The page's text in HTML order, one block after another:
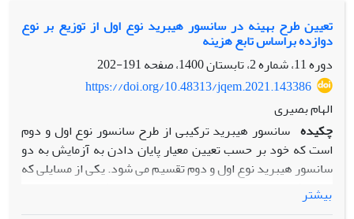
پژوهش با در نظر گرفتن یک سیستم سری-موازی به تعیین میزان
افزایش مورد نیاز برای قابلیت اطمینان اجزای سیستم می‌پردازد
به گونه‌ای که قابلیت اطمینان سیستم حد اکثر شود و هزینه
حاصل از این افزایش از مقدار از پیش تعیین شده‌ای بیشتر نشود.
یک مثال عددی برای بررسی نتایج ارائه شده است. در انتها
جمع‌بندی از نتایج بیان شده است.
تعیین طرح بهینه در سانسور هیبرید نوع اول از توزیع بر نوع
دوازده براساس تابع هزینه
دوره 11، شماره 2، تابستان 1400، صفحه
191-202
https://doi.org/10.48313/jqem.2021.143386
الهام بصیری
چکیده سانسور هیبرید ترکیبی از طرح سانسور نوع اول و دوم
است که خود بر حسب تعیین معیار پایان دادن به آزمایش به دو
سانسور هیبرید نوع اول و دوم تقسیم می شود. یکی از مسایلی که
در بحث سانسورها وجود دارد انتخاب بهترین طرح سانسور است.
معیارهای مختلفی را برای تعیین طرح بهینه سانسور می توان در
بیشتر